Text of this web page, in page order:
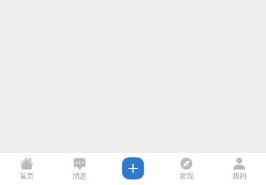
首页 消息 发现 我的